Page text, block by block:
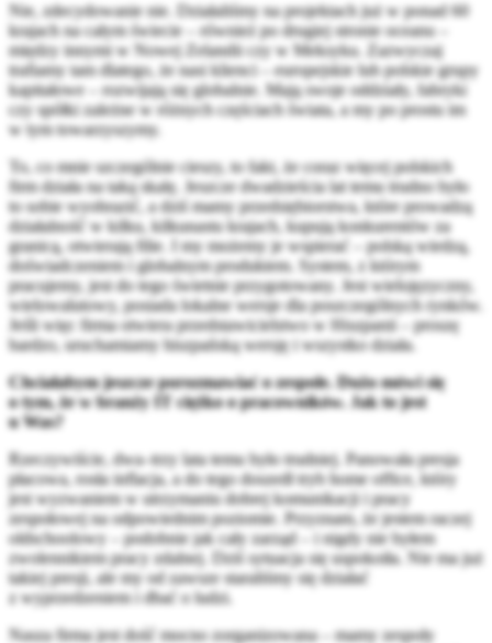
Nie, zdecydowanie nie. Działaliśmy na projektach już w ponad 60
krajach na całym świecie – również po drugiej stronie oceanu –
między innymi w Nowej Zelandii czy w Meksyku. Zazwyczaj
trafiamy tam dlatego, że nasi klienci – europejskie lub polskie grupy
kapitałowe – rozwijają się globalnie. Mają swoje oddziały, fabryki
czy spółki zależne w różnych częściach świata, a my po prostu im
w tym towarzyszymy.
To, co mnie szczególnie cieszy, to fakt, że coraz więcej polskich
firm działa na taką skalę. Jeszcze dwadzieścia lat temu trudno było
to sobie wyobrazić, a dziś mamy przedsiębiorstwa, które prowadzą
działalność w kilku, kilkunastu krajach, kupują konkurentów za
granicą, otwierają filie. I my możemy je wspierać – polską wiedzą,
doświadczeniem i globalnym produktem. System, z którym
pracujemy, jest do tego świetnie przygotowany. Jest wielojęzyczny,
wielowalutowy, posiada lokalne wersje dla poszczególnych rynków.
Jeśli więc firma otwiera przedstawicielstwo w Hiszpanii – proszę
bardzo, uruchamiamy hiszpańską wersję i wszystko działa.
Chciałabym jeszcze porozmawiać o zespole. Dużo mówi się
o tym, że w branży IT ciężko o pracowników. Jak to jest
u Was?
Rzeczywiście, dwa–trzy lata temu było trudniej. Panowała presja
płacowa, rosła inflacja, a do tego doszedł tryb home office, który
jest wyzwaniem w utrzymaniu dobrej komunikacji i pracy
zespołowej na odpowiednim poziomie. Przyznam, że jestem raczej
oldschoolowy – podobnie jak cały zarząd – i nigdy nie byłem
zwolennikiem pracy zdalnej. Dziś sytuacja się uspokoiła. Nie ma już
takiej presji, ale my od zawsze staraliśmy się działać
z wyprzedzeniem i dbać o ludzi.
Nasza firma jest dość mocno zorganizowana – mamy zespoły